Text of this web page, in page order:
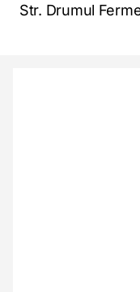
Str. Drumul